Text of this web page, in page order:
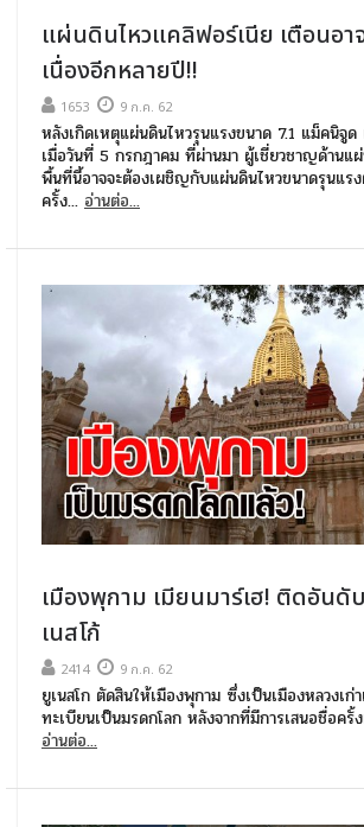
แผ่นดินไหวแคลิฟอร์เนีย เตือนอ
เนื่องอีกหลายปี!!
1653 9 ก.ค. 62
หลังเกิดเหตุแผ่นดินไหวรุนแรงขนาด 7.1 แม็คนิจู
เมื่อวันที่ 5 กรกฎาคม ที่ผ่านมา ผู้เชี่ยวชาญด้านแผ่
พื้นที่นี้อาจจะต้องเผชิญกับแผ่นดินไหวขนาดรุนแร
ครั้ง... อ่านต่อ...
เมืองพุกาม เมียนมาร์เฮ! ติดอันดั
เนสโก้
2414 9 ก.ค. 62
ยูเนสโก ตัดสินให้เมืองพุกาม ซึ่งเป็นเมืองหลวงเ
ทะเบียนเป็นมรดกโลก หลังจากที่มีการเสนอชื่อครั้
อ่านต่อ...